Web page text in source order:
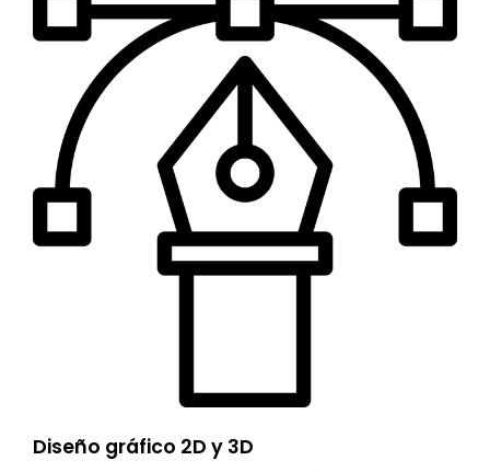
Diseño gráfico 2D y 3D